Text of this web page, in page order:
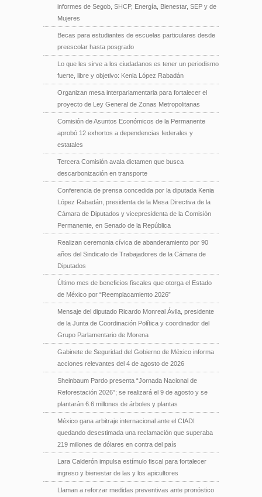
informes de Segob, SHCP, Energía, Bienestar, SEP y de
Mujeres
Becas para estudiantes de escuelas particulares desde
preescolar hasta posgrado
Lo que les sirve a los ciudadanos es tener un periodismo
fuerte, libre y objetivo: Kenia López Rabadán
Organizan mesa interparlamentaria para fortalecer el
proyecto de Ley General de Zonas Metropolitanas
Comisión de Asuntos Económicos de la Permanente
aprobó 12 exhortos a dependencias federales y
estatales
Tercera Comisión avala dictamen que busca
descarbonización en transporte
Conferencia de prensa concedida por la diputada Kenia
López Rabadán, presidenta de la Mesa Directiva de la
Cámara de Diputados y vicepresidenta de la Comisión
Permanente, en Senado de la República
Realizan ceremonia cívica de abanderamiento por 90
años del Sindicato de Trabajadores de la Cámara de
Diputados
Último mes de beneficios fiscales que otorga el Estado
de México por “Reemplacamiento 2026”
Mensaje del diputado Ricardo Monreal Ávila, presidente
de la Junta de Coordinación Política y coordinador del
Grupo Parlamentario de Morena
Gabinete de Seguridad del Gobierno de México informa
acciones relevantes del 4 de agosto de 2026
Sheinbaum Pardo presenta “Jornada Nacional de
Reforestación 2026”; se realizará el 9 de agosto y se
plantarán 6.6 millones de árboles y plantas
México gana arbitraje internacional ante el CIADI
quedando desestimada una reclamación que superaba
219 millones de dólares en contra del país
Lara Calderón impulsa estímulo fiscal para fortalecer
ingreso y bienestar de las y los apicultores
Llaman a reforzar medidas preventivas ante pronóstico